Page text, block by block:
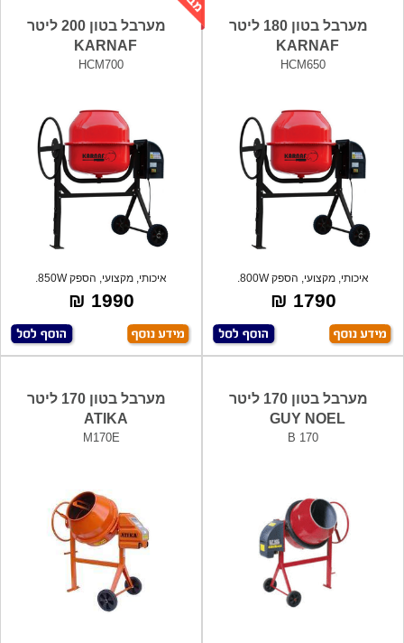
מערבל בטון 180 ליטר
KARNAF
HCM650
איכותי, מקצועי, הספק 800W.
1790 ₪
מערבל בטון 200 ליטר
KARNAF
HCM700
איכותי, מקצועי, הספק 850W.
1990 ₪
מערבל בטון 170 ליטר
GUY NOEL
B 170
מערבל בטון 170 ליטר
ATIKA
M170E